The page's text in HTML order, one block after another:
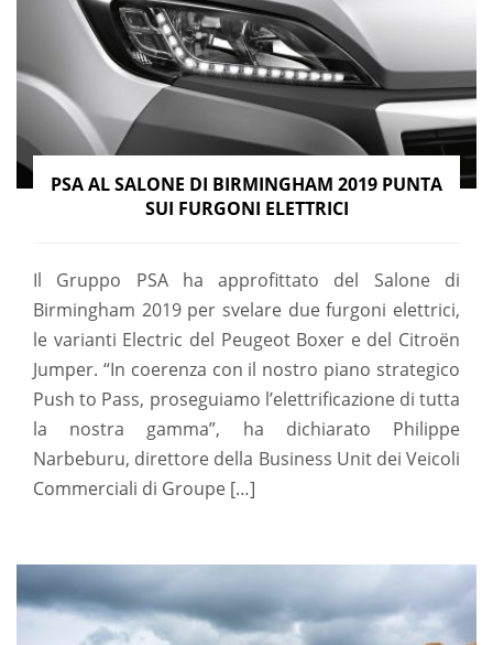
PSA AL SALONE DI BIRMINGHAM 2019 PUNTA
SUI FURGONI ELETTRICI
Il Gruppo PSA ha approfittato del Salone di
Birmingham 2019 per svelare due furgoni elettrici,
le varianti Electric del Peugeot Boxer e del Citroën
Jumper. “In coerenza con il nostro piano strategico
Push to Pass, proseguiamo l’elettrificazione di tutta
la nostra gamma”, ha dichiarato Philippe
Narbeburu, direttore della Business Unit dei Veicoli
Commerciali di Groupe […]